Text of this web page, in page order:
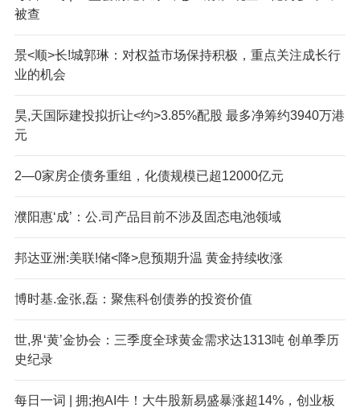
被查
景<顺>长!城郭琳：对权益市场保持积极，重点关注成长行
业的机会
昊,天国际建投拟折让<约>3.85%配股 最多净筹约3940万港
元
2—0家房企债务重组，化债规模已超12000亿元
濮阳惠‘成’：公.司产品目前不涉及固态电池领域
邦达亚洲:美联!储<降>息预期升温 黄金持续收涨
博时基.金张,磊：聚焦科创债券的投资价值
世,界‘黄’金协会：三季度全球黄金需求达1313吨 创单季历
史纪录
每日一词 | 拥;抱AI牛！大牛股新易盛暴涨超14%，创业板